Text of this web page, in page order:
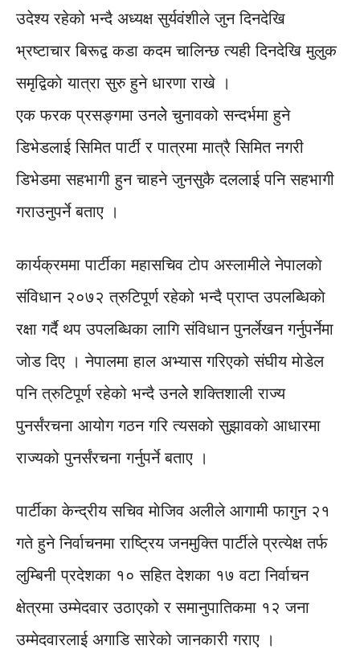
उदेश्य रहेको भन्दै अध्यक्ष सुर्यवंशीले जुन दिनदेखि
भ्रष्टाचार बिरूद्व कडा कदम चालिन्छ त्यही दिनदेखि मुलुक
समृद्विकाे यात्रा सुरु हुने धारणा राखे ।
एक फरक प्रसङ्गमा उनलेे चुनावको सन्दर्भमा हुने
डिभेडलाई सिमित पार्टी र पात्रमा मात्रै सिमित नगरी
डिभेडमा सहभागी हुन चाहने जुनसुकै दललाई पनि सहभागी
गराउनुपर्ने बताए ।
कार्यक्रममा पार्टीका महासचिव टाेप अस्लामीले नेपालकाे
संविधान २०७२ त्रुटिपूर्ण रहेको भन्दै प्राप्त उपलब्धिकाे
रक्षा गर्दै थप उपलब्धिका लागि संविधान पुनर्लेखन गर्नुपर्नेमा
जाेड दिए । नेपालमा हाल अभ्यास गरिएको संघीय माेडेल
पनि त्रुटिपूर्ण रहेको भन्दै उनलेे शक्तिशाली राज्य
पुनर्संरचना आयोग गठन गरि त्यसको सुझावकाे आधारमा
राज्यको पुनर्संरचना गर्नुपर्ने बताए ।
पार्टीका केन्द्रीय सचिव माेजिव अलीले आगामी फागुन २१
गते हुने निर्वाचनमा राष्ट्रिय जनमुक्ति पार्टीले प्रत्येक्ष तर्फ
लुम्बिनी प्रदेशका १० सहित देशका १७ वटा निर्वाचन
क्षेत्रमा उम्मेदवार उठाएको र समानुपातिकमा १२ जना
उम्मेदवारलाई अगाडि सारेको जानकारी गराए ।